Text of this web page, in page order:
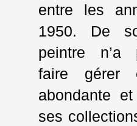
entre les
1950. De
peintre n’a
faire gérer
abondante
ses